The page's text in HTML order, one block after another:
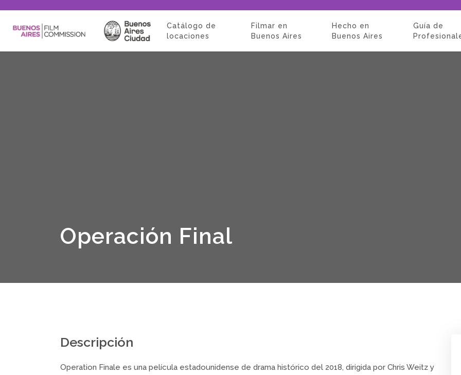
Catálogo de
locaciones
Filmar en
Buenos Aires
Hecho en
Buenos Aires
Guía de
Operación Final
Descripción
Operation Finale es una película estadounidense de drama histórico del 2018, dirigida por Chris Weitz y